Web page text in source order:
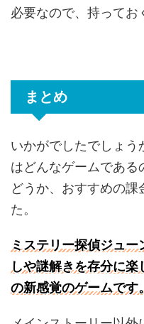
必要なので、持ってお
まとめ
いかがでしたでしょう
はどんなゲームであ
どうか、おすすめの
た。
ミステリー探偵ジュ
しや謎解きを存分に
の新感覚のゲームです